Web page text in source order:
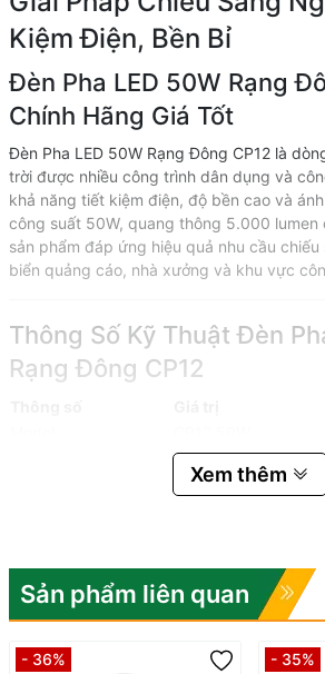
Kiệm Điện, Bền Bỉ
Đèn Pha LED 50W Rạng
Chính Hãng Giá Tốt
Đèn Pha LED 50W Rạng Đông CP12 là
trời được nhiều công trình dân dụng và
khả năng tiết kiệm điện, độ bền cao và
công suất 50W, quang thông 5.000
sản phẩm đáp ứng hiệu quả nhu cầu
biển quảng cáo, nhà xưởng và khu vực
Thông Số Kỹ Thuật Đèn
Rạng Đông CP12
50W
220Vac
Hệ số công suất
0.5
Quang thông
5.000 lm
Nhiệt độ màu
3000K / 4000K /
Xem thêm
Sản phẩm liên quan
- 36% - 35%